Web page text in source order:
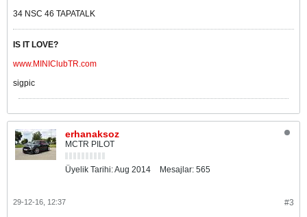
34 NSC 46 TAPATALK
IS IT LOVE?
www.MINIClubTR.com
sigpic
erhanaksoz
MCTR PILOT
Üyelik Tarihi:Aug 2014 Mesajlar: 565
#3
29-12-16, 12:37